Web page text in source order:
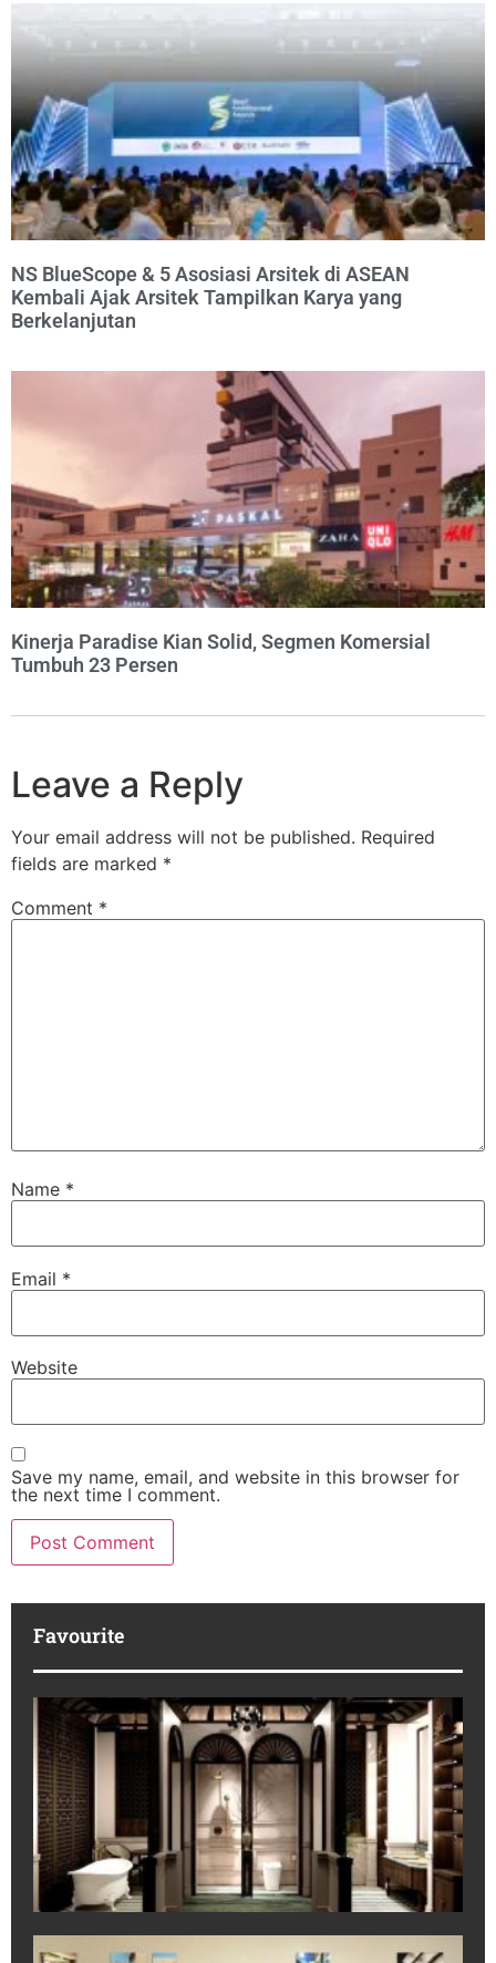
NS BlueScope & 5 Asosiasi Arsitek di ASEAN
Kembali Ajak Arsitek Tampilkan Karya yang
Berkelanjutan
Kinerja Paradise Kian Solid, Segmen Komersial
Tumbuh 23 Persen
Leave a Reply
Your email address will not be published. Required
fields are marked *
Comment *
Name *
Email *
Website
Save my name, email, and website in this browser for
the next time I comment.
Favourite